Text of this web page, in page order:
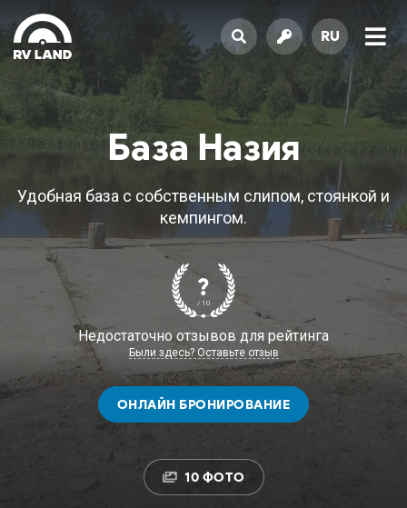
RU
База Назия
Удобная база с собственным слипом, стоянкой и
кемпингом.
?
/ 10
Недостаточно отзывов для рейтинга
Были здесь? Оставьте отзыв
ОНЛАЙН БРОНИРОВАНИЕ
10 ФОТО